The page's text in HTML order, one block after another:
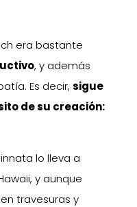
era bastante
, y además
Es decir, sigue
de su creación:
lo lleva a
y aunque
travesuras y